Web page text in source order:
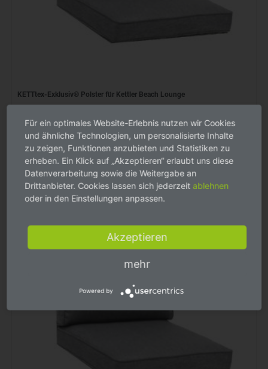
KETTtex-Exklusiv® Polster für Kettler Beach Lounge
Varianten
Für ein optimales Website-Erlebnis nutzen wir Cookies
und ähnliche Technologien, um personalisierte Inhalte
zu zeigen, Funktionen anzubieten und Statistiken zu
erheben. Ein Klick auf „Akzeptieren“ erlaubt uns diese
Datenverarbeitung sowie die Weitergabe an
Drittanbieter. Cookies lassen sich jederzeit ablehnen
oder in den Einstellungen anpassen.
Akzeptieren
mehr
Powered by